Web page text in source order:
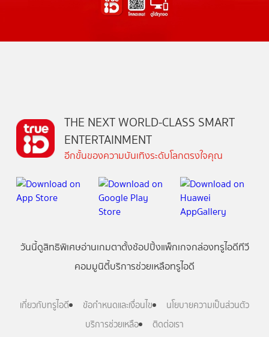
THE NEXT WORLD-CLASS SMART
ENTERTAINMENT
อีกขั้นของความบันเทิงระดับโลกตรงใจคุณ
วันนี้ดูสิทธิพิเศษอ่านเกมตาตั้งช้อปปิ้งแพ็กเกจกล่องทรูไอดีทีวี
คอมมูนิตี้บริการช่วยเหลือทรูไอดี
เกี่ยวกับทรูไอดี ข้อกำหนดและเงื่อนไข
นโยบายความเป็นส่วนตัว
บริการช่วยเหลือ
ติดต่อเรา